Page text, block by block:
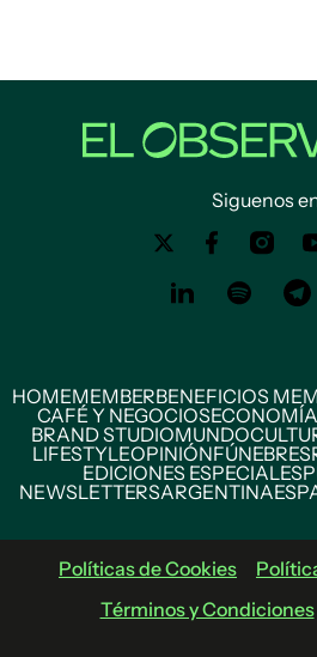
Siguenos
HOMEMEMBERBENEFICIOS
CAFÉ Y NEGOCIOS
BRAND STUDIOMUNDO
LIFESTYLEOPINIÓNFÚNEBRES
EDICIONES ESPECIALES
NEWSLETTERSARGENTINA
Políticas de Cookies
Términos y Condiciones